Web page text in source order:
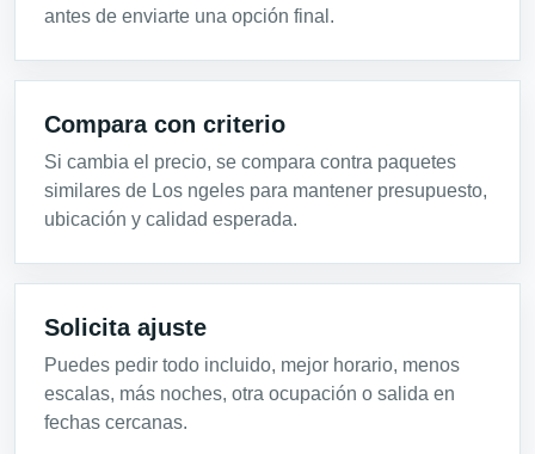
antes de enviarte una opción final.
Compara con criterio
Si cambia el precio, se compara contra paquetes
similares de Los ngeles para mantener presupuesto,
ubicación y calidad esperada.
Solicita ajuste
Puedes pedir todo incluido, mejor horario, menos
escalas, más noches, otra ocupación o salida en
fechas cercanas.